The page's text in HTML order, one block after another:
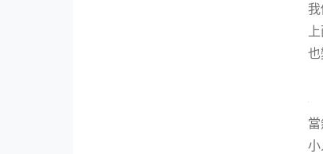
我
也
小